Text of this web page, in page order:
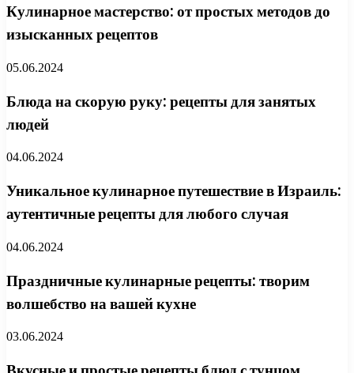
Кулинарное мастерство: от простых методов до
изысканных рецептов
05.06.2024
Блюда на скорую руку: рецепты для занятых
людей
04.06.2024
Уникальное кулинарное путешествие в Израиль:
аутентичные рецепты для любого случая
04.06.2024
Праздничные кулинарные рецепты: творим
волшебство на вашей кухне
03.06.2024